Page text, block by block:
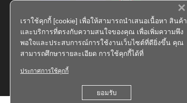
×
เราใช้คุกกี้ [cookie] เพื่อให้สามารถนำเสนอเนื้อหา สินค้า
และบริการที่ตรงกับความสนใจของคุณ เพื่อเพิ่มความพึง
พอใจและประสบการณ์การใช้งานเว็บไซต์ที่ดียิ่งขึ้น คุณ
สามารถศึกษารายละเอียด การใช้คุกกี้ได้ที่
ประกาศการใช้คุกกี้
ยอมรับ